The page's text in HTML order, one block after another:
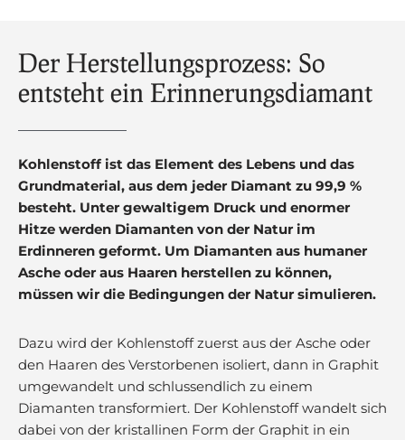
Der Herstellungsprozess: So
entsteht ein Erinnerungsdiamant
Kohlenstoff ist das Element des Lebens und das
Grundmaterial, aus dem jeder Diamant zu 99,9 %
besteht. Unter gewaltigem Druck und enormer
Hitze werden Diamanten von der Natur im
Erdinneren geformt. Um Diamanten aus humaner
Asche oder aus Haaren herstellen zu können,
müssen wir die Bedingungen der Natur simulieren.
Dazu wird der Kohlenstoff zuerst aus der Asche oder
den Haaren des Verstorbenen isoliert, dann in Graphit
umgewandelt und schlussendlich zu einem
Diamanten transformiert. Der Kohlenstoff wandelt sich
dabei von der kristallinen Form der Graphit in ein